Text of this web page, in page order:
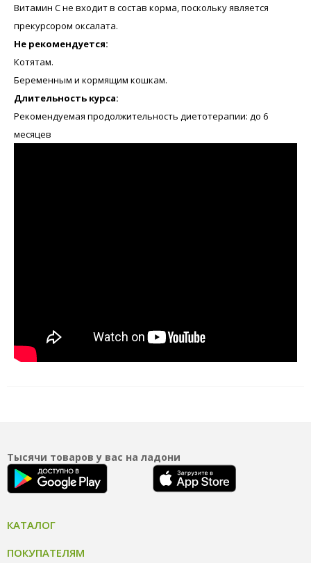
Витамин С не входит в состав корма, поскольку является
прекурсором оксалата.
Не рекомендуется:
Котятам.
Беременным и кормящим кошкам.
Длительность курса:
Рекомендуемая продолжительность диетотерапии: до 6
месяцев
Тысячи товаров у вас на ладони
КАТАЛОГ
ПОКУПАТЕЛЯМ